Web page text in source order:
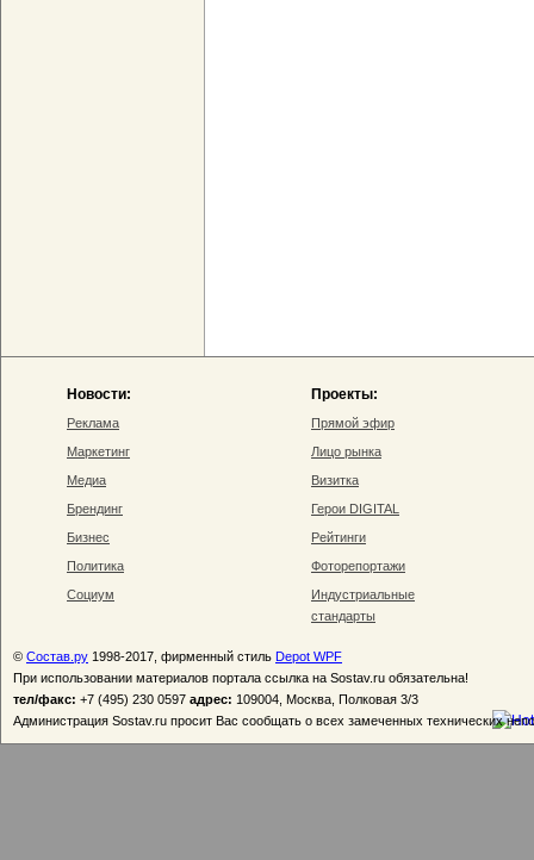
Новости:
Реклама
Маркетинг
Медиа
Брендинг
Бизнес
Политика
Социум
Проекты:
Прямой эфир
Лицо рынка
Визитка
Герои DIGITAL
Рейтинги
Фоторепортажи
Индустриальные
стандарты
© Состав.ру 1998-2017, фирменный стиль Depot WPF
При использовании материалов портала ссылка на Sostav.ru обязательна!
тел/факс: +7 (495) 230 0597 адрес: 109004, Москва, Полковая 3/3
Администрация Sostav.ru просит Вас сообщать о всех замеченных технических